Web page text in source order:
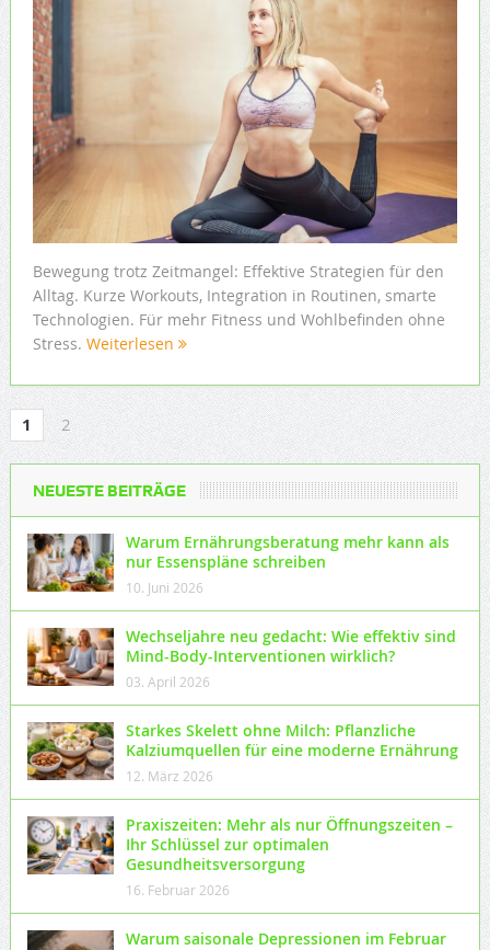
Bewegung trotz Zeitmangel: Effektive Strategien für den
Alltag. Kurze Workouts, Integration in Routinen, smarte
Technologien. Für mehr Fitness und Wohlbefinden ohne
Stress. Weiterlesen
1 2
NEUESTE BEITRÄGE
Warum Ernährungsberatung mehr kann als
nur Essenspläne schreiben
10. Juni 2026
Wechseljahre neu gedacht: Wie effektiv sind
Mind-Body-Interventionen wirklich?
03. April 2026
Starkes Skelett ohne Milch: Pflanzliche
Kalziumquellen für eine moderne Ernährung
12. März 2026
Praxiszeiten: Mehr als nur Öffnungszeiten –
Ihr Schlüssel zur optimalen
Gesundheitsversorgung
16. Februar 2026
Warum saisonale Depressionen im Februar